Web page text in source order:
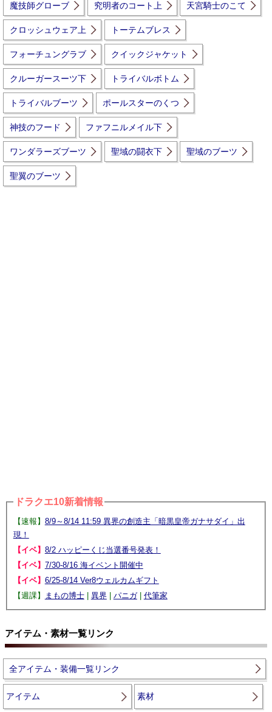
魔技師グローブ 究明者のコート上 天宮騎士のこて
クロッシュウェア上 トーテムブレス
フォーチュングラブ クイックジャケット
クルーガースーツ下 トライバルボトム
トライバルブーツ ポールスターのくつ
神技のフード ファフニルメイル下
ワンダラーズブーツ 聖域の闘衣下 聖域のブーツ
聖翼のブーツ
ドラクエ10新着情報
【速報】 8/9～8/14 11:59 異界の創造主「暗黒皇帝ガナサダイ」出
現！
【イベ】 8/2 ハッピーくじ当選番号発表！
【イベ】 7/30-8/16 海イベント開催中
【イベ】 6/25-8/14 Ver8ウェルカムギフト
【週課】
まもの博士| 異界 | パニガ| 代筆家
アイテム・素材一覧リンク
全アイテム・装備一覧リンク
アイテム 素材